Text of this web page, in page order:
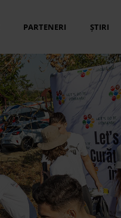
PARTENERI ȘTIRI